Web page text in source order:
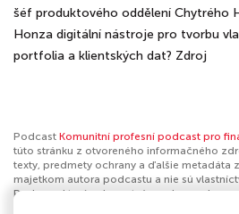
šéf produktového oddělení Chytrého
Honza digitální nástroje pro tvorbu
portfolia a klientských dat? Zdroj
Podcast Komunitní profesní podcast pro
túto stránku z otvoreného informačného
texty, predmety ochrany a ďalšie metadáta
majetkom autora podcastu a nie sú
Podmaz, ktorý ani nevytvára ani